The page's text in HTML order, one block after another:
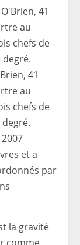
41
au
chefs de
et a
par
la gravité